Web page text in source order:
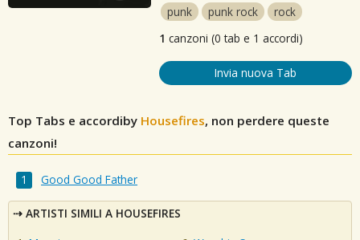
punk
punk rock
rock
1 canzoni (0 tab e 1 accordi)
Invia nuova Tab
Top Tabs e accordiby Housefires, non perdere queste
canzoni!
Good Good Father
ARTISTI SIMILI A HOUSEFIRES